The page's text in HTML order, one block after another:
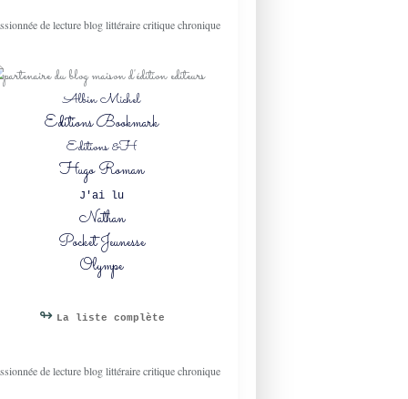
CHRISTINE FÉRET-FLEURY
PARTENARIATS
ROMANCE HISTORIQUE
Albin Michel
Editions Bookmark
Editions &H
Hugo Roman
J'ai lu
Nathan
Pocket Jeunesse
Olympe
↬ La liste complète